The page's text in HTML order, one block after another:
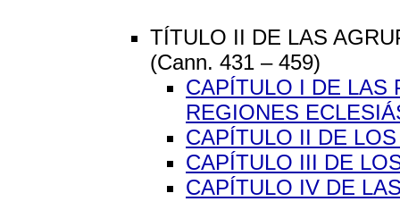
TÍTULO II DE LAS
(Cann. 431 – 459)
CAPÍTULO I DE LAS
REGIONES
CAPÍTULO II DE
CAPÍTULO III DE
CAPÍTULO IV DE